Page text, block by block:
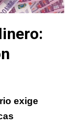
exige